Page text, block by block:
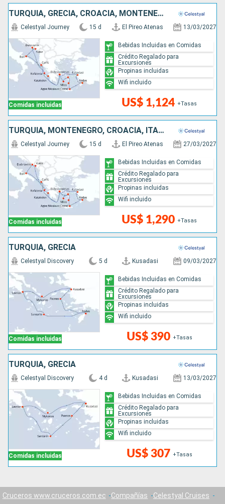
TURQUÍA, GRECIA, CROACIA, MONTENEGRO, ITALIA
Comidas incluidas
Celestyal Journey 15 d El Pireo Atenas 13/03/2027
US$ 1,124 +Tasas
Bebidas Incluidas en Comidas
Crédito Regalado para
Excursiones
Propinas incluidas
Wifi incluido
TURQUÍA, MONTENEGRO, CROACIA, ITALIA, GRECIA
Comidas incluidas
Celestyal Journey 15 d El Pireo Atenas 27/03/2027
US$ 1,290 +Tasas
Bebidas Incluidas en Comidas
Crédito Regalado para
Excursiones
Propinas incluidas
Wifi incluido
TURQUÍA, GRECIA
Comidas incluidas
Celestyal Discovery 5 d Kusadasi 09/03/2027
US$ 390 +Tasas
Bebidas Incluidas en Comidas
Crédito Regalado para
Excursiones
Propinas incluidas
Wifi incluido
TURQUÍA, GRECIA
Comidas incluidas
Celestyal Discovery 4 d Kusadasi 13/03/2027
US$ 307 +Tasas
Bebidas Incluidas en Comidas
Crédito Regalado para
Excursiones
Propinas incluidas
Wifi incluido
Cruceros www.cruceros.com.ec Compañías
Celestyal Cruises